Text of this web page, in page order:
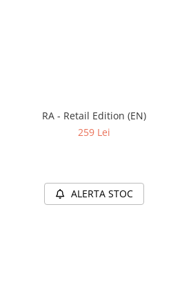
RA - Retail Edition (EN)
259 Lei
ALERTA STOC